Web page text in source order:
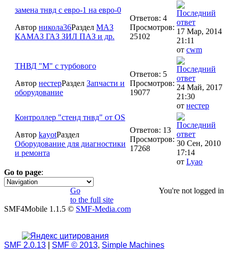
замена тнвд с евро-1 на евро-0
Автор никола36Раздел МАЗ
КАМАЗ ГАЗ ЗИЛ ПАЗ и др.
Ответов: 4
Просмотров:
25102
17 Мар, 2014
21:11
от cwm
ТНВД "М" с турбового
Автор нестерРаздел Запчасти и
оборудование
Ответов: 5
Просмотров:
19077
24 Май, 2017
21:30
от нестер
Контроллер "стенд тнвд" от OS
Автор kayotРаздел
Оборудование для диагностики
и ремонта
Ответов: 13
Просмотров:
17268
30 Сен, 2010
17:14
от Lyao
Go to page:
1
You're not logged in
Go
to the full site
SMF4Mobile 1.1.5 © SMF-Media.com
SMF 2.0.13 SMF © 2013, Simple Machines